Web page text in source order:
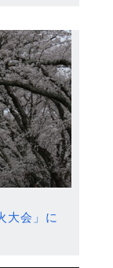
大会」に